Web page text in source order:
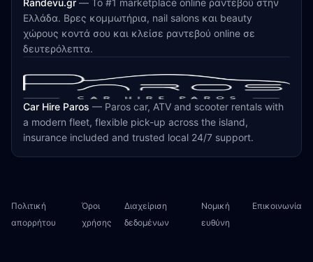
Randevu.gr — Το #1 marketplace online ραντεβού στην
Ελλάδα. Βρες κομμωτήρια, nail salons και beauty
χώρους κοντά σου και κλείσε ραντεβού online σε
δευτερόλεπτα.
Car Hire Paros — Paros car, ATV and scooter rentals with
a modern fleet, flexible pick-up across the island,
insurance included and trusted local 24/7 support.
Πολιτική
απορρήτου
Όροι
χρήσης
Διαχείριση
δεδομένων
Νομική
ευθύνη
Επικοινωνία